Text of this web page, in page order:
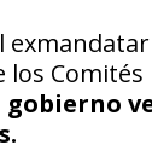
gobierno